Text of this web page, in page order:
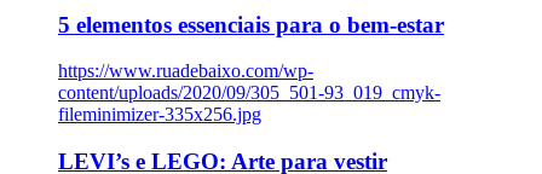
5 elementos essenciais para o bem-estar
https://www.ruadebaixo.com/wp-
content/uploads/2020/09/305_501-93_019_cmyk-
fileminimizer-335x256.jpg
LEVI’s e LEGO: Arte para vestir